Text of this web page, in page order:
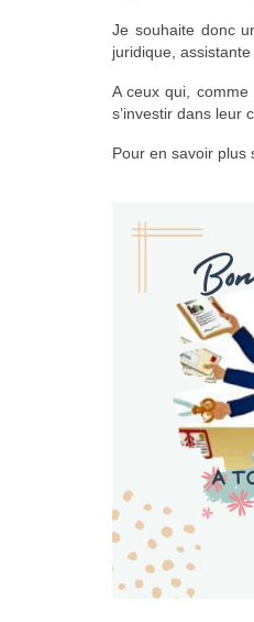
Je souhaite donc
juridique,
A ceux qui,
s’investir dans leur
Pour en savoir plus